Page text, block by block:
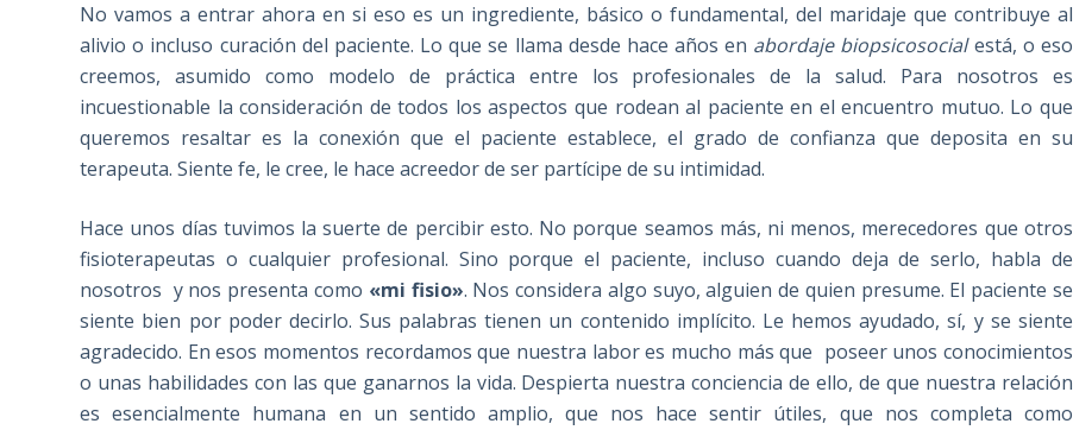
No vamos a entrar ahora en si eso es un ingrediente, básico o fundamental, del maridaje que contribuye al
alivio o incluso curación del paciente. Lo que se llama desde hace años en abordaje biopsicosocialestá, o eso
creemos, asumido como modelo de práctica entre los profesionales de la salud. Para nosotros es
incuestionable la consideración de todos los aspectos que rodean al paciente en el encuentro mutuo. Lo que
queremos resaltar es la conexión que el paciente establece, el grado de confianza que deposita en su
terapeuta. Siente fe, le cree, le hace acreedor de ser partícipe de su intimidad.
Hace unos días tuvimos la suerte de percibir esto. No porque seamos más, ni menos, merecedores que otros
fisioterapeutas o cualquier profesional. Sino porque el paciente, incluso cuando deja de serlo, habla de
nosotros y nos presenta como «mi fisio». Nos considera algo suyo, alguien de quien presume. El paciente se
siente bien por poder decirlo. Sus palabras tienen un contenido implícito. Le hemos ayudado, sí, y se siente
agradecido. En esos momentos recordamos que nuestra labor es mucho más que poseer unos conocimientos
o unas habilidades con las que ganarnos la vida. Despierta nuestra conciencia de ello, de que nuestra relación
es esencialmente humana en un sentido amplio, que nos hace sentir útiles, que nos completa como